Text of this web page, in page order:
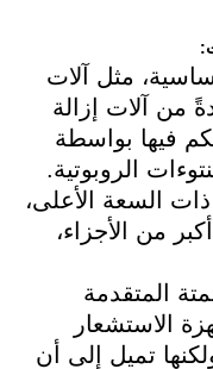
مثل آلات
من آلات إزالة
فيها بواسطة
الروبوتية.
السعة الأعلى،
من الأجزاء،
المتقدمة
الاستشعار
تميل إلى أن